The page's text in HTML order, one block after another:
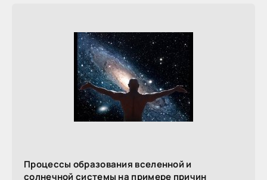
Процессы образования вселенной и
солнечной системы на примере причин